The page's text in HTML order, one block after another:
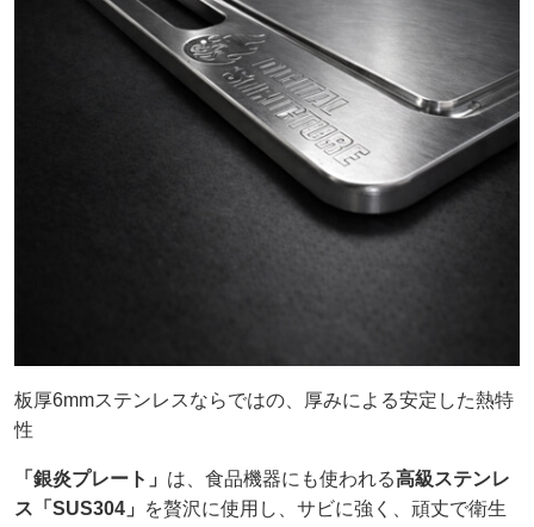
板厚6mmステンレスならではの、厚みによる安定した熱特
性
「銀炎プレート」 は、食品機器にも使われる高級ステンレ
ス「SUS304」
を贅沢に使用し、サビに強く、頑丈で衛生